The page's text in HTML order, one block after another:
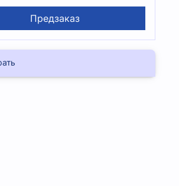
Предзаказ